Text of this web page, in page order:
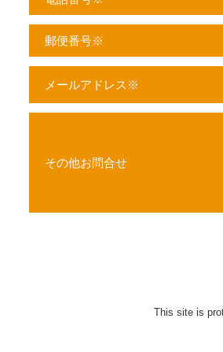
郵便番号※
メールアドレス ※
その他お問合せ
This site is